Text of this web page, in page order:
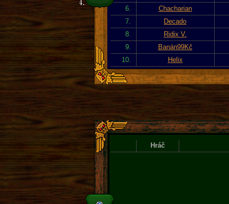
6.
Chacharian
7.
Decado
8.
Ridix V.
9.
Banán99Kč
10.
Helix
Hráč